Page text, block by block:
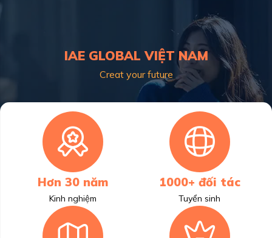
IAE GLOBAL VIỆT NAM
Creat your future
Hơn 30 năm
Kinh nghiệm
1000+ đối tác
Tuyển sinh